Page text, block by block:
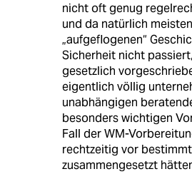
nicht oft genug
und da natürlich
„aufgeflogenen“
Sicherheit nicht
gesetzlich
eigentlich völlig
unabhängigen
besonders wichtigen
Fall der WM-
rechtzeitig vor
zusammengesetzt